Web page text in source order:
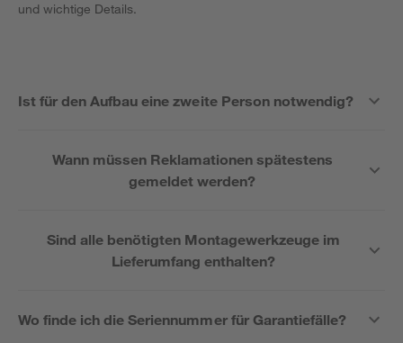
und wichtige Details.
Ist für den Aufbau eine zweite Person notwendig?
Wann müssen Reklamationen spätestens
gemeldet werden?
Sind alle benötigten Montagewerkzeuge im
Lieferumfang enthalten?
Wo finde ich die Seriennummer für Garantiefälle?